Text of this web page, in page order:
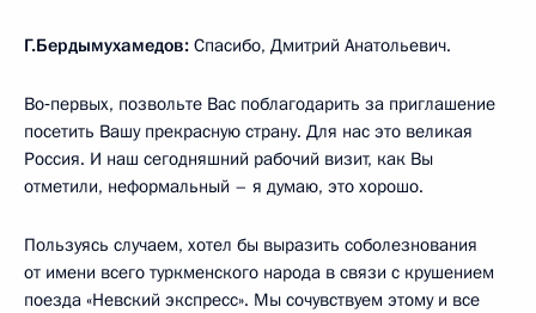
Г.Бердымухамедов: Спасибо, Дмитрий Анатольевич.
Во‑первых, позвольте Вас поблагодарить за приглашение
посетить Вашу прекрасную страну. Для нас это великая
Россия. И наш сегодняшний рабочий визит, как Вы
отметили, неформальный – я думаю, это хорошо.
Пользуясь случаем, хотел бы выразить соболезнования
от имени всего туркменского народа в связи с крушением
поезда «Невский экспресс». Мы сочувствуем этому и все